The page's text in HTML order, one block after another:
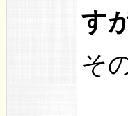
す
そ